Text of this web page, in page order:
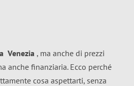
a Venezia , ma anche di prezzi
anche finanziaria. Ecco perché
cosa aspettarti, senza